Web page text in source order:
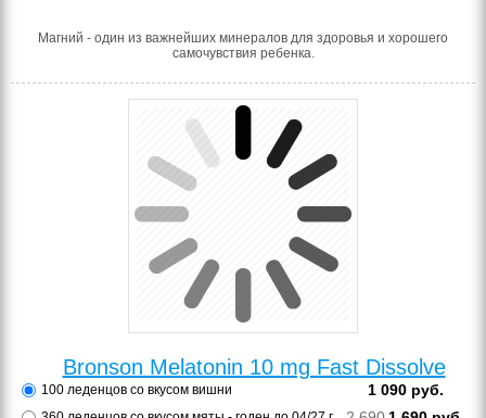
Магний - один из важнейших минералов для здоровья и хорошего
самочувствия ребенка.
Bronson Melatonin 10 mg Fast Dissolve
100 леденцов со вкусом вишни 1 090 руб.